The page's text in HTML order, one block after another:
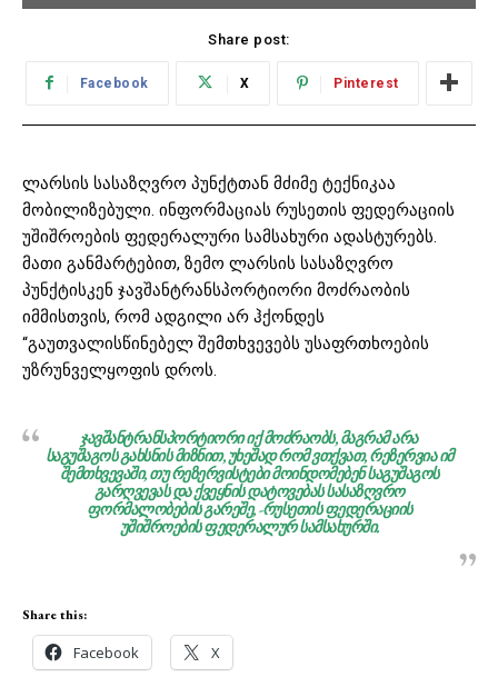
Share post:
Facebook X Pinterest
ლარსის სასაზღვრო პუნქტთან მძიმე ტექნიკაა
მობილიზებული. ინფორმაციას რუსეთის ფედერაციის
უშიშროების ფედერალური სამსახური ადასტურებს.
მათი განმარტებით, ზემო ლარსის სასაზღვრო
პუნქტისკენ ჯავშანტრანსპორტიორი მოძრაობის
იმმისთვის, რომ ადგილი არ ჰქონდეს
“გაუთვალისწინებელ შემთხვევებს უსაფრთხოების
უზრუნველყოფის დროს.
ჯავშანტრანსპორტიორი იქ მოძრაობს, მაგრამ არა
საგუშაგოს გახსნის მიზნით, უხეშად რომ ვთქვათ, რეზერვია იმ
შემთხვევაში, თუ რეზერვისტები მოინდომებენ საგუშაგოს
გარღვევას და ქვეყნის დატოვებას სასაზღვრო
ფორმალობების გარეშე, -რუსეთის ფედერაციის
უშიშროების ფედერალურ სამსახურში.
Share this:
Facebook X